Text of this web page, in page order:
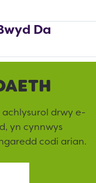
Da
drwy e-
yn cynnwys
codi arian.